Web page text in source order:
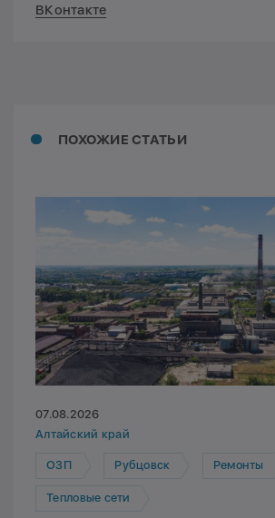
ВКонтакте
ПОХОЖИЕ СТАТЬИ
07.08.2026
Алтайский край
ОЗП Рубцовск Ремонты
Тепловые сети